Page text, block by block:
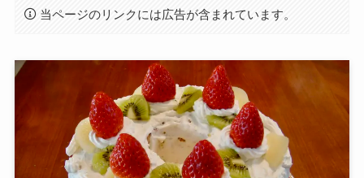
当ページのリンクには広告が含まれています。